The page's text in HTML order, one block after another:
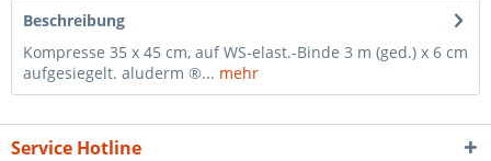
Beschreibung
Kompresse 35 x 45 cm, auf WS-elast.-Binde 3 m (ged.) x 6 cm
aufgesiegelt. aluderm ®... mehr
Service Hotline